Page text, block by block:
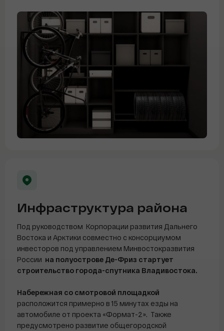
Инфраструктура района
Под руководством Корпорации развития Дальнего
Востока и Арктики совместно с консорциумом
инвесторов под управлением Минвостокразвития
России на полуострове Де-Фриз стартует
строительство города-спутника Владивостока.
Набережная со смотровой площадкой
расположится примерно в 15 минутах езды на
автомобиле от проекта «Формат-2». Также
предусмотрено развитие общегородской